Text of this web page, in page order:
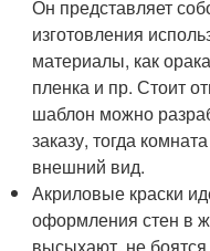
Он представляет
изготовления
материалы, как
пленка и пр. Стоит
шаблон можно
заказу, тогда
внешний вид.
Акриловые краски
оформления стен в